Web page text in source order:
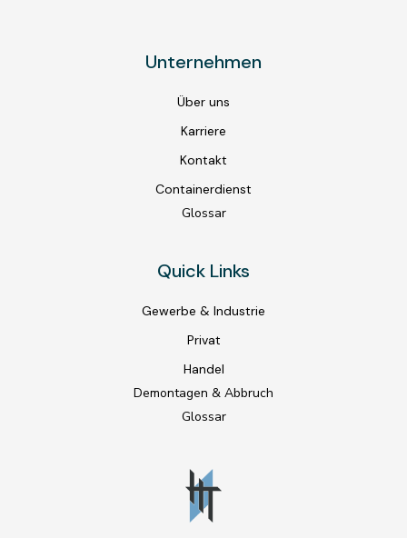
Unternehmen
Über uns
Karriere
Kontakt
Containerdienst
Glossar
Quick Links
Gewerbe & Industrie
Privat
Handel
Demontagen & Abbruch
Glossar